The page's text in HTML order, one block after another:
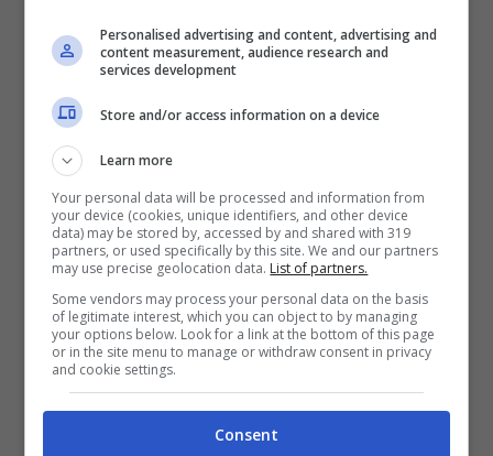
Formia Rifiuti Zero, è polemica sulla
modifica al regolamento per le
assunzioni
Personalised advertising and content, advertising and
content measurement, audience research and
services development
Store and/or access information on a device
Learn more
Your personal data will be processed and information from
your device (cookies, unique identifiers, and other device
data) may be stored by, accessed by and shared with 319
partners, or used specifically by this site. We and our partners
may use precise geolocation data. List of partners.
Some vendors may process your personal data on the basis
of legitimate interest, which you can object to by managing
your options below. Look for a link at the bottom of this page
or in the site menu to manage or withdraw consent in privacy
and cookie settings.
Consent